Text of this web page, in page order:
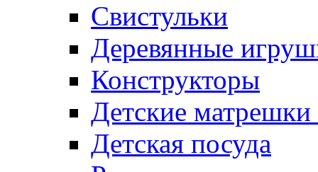
Свистульки
Деревянные
Конструкторы
Детские
Детская посуда